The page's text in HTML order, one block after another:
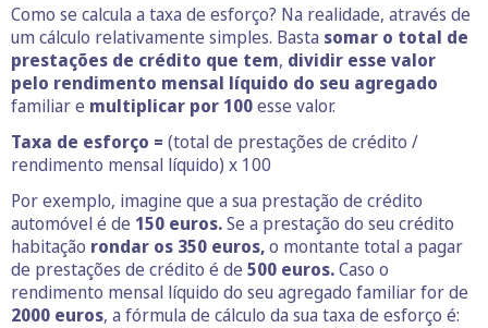
Como se calcula a taxa de esforço? Na realidade, através de
um cálculo relativamente simples. Basta somar o total de
prestações de crédito que tem, dividir esse valor
pelo rendimento mensal líquido do seu agregado
familiar e multiplicar por 100esse valor.
Taxa de esforço = (total de prestações de crédito /
rendimento mensal líquido) x 100
Por exemplo, imagine que a sua prestação de crédito
automóvel é de 150 euros.Se a prestação do seu crédito
habitação rondar os 350 euros,o montante total a pagar
de prestações de crédito é de 500 euros.Caso o
rendimento mensal líquido do seu agregado familiar for de
2000 euros, a fórmula de cálculo da sua taxa de esforço é: